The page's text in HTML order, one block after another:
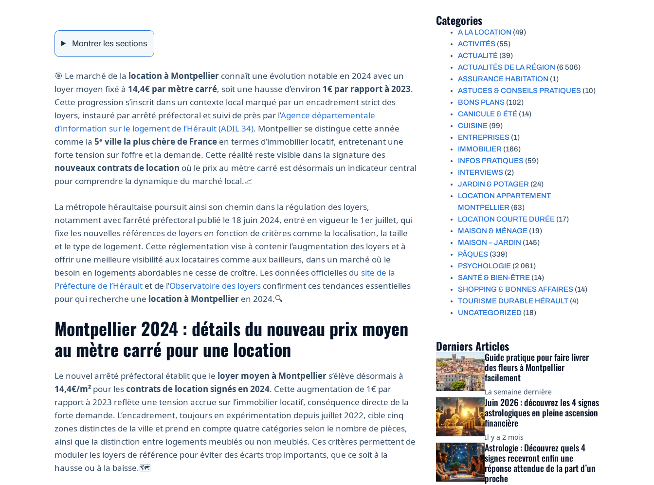
Montrer les sections
🎯 Le marché de la location à Montpellier connaît une évolution notable en 2024 avec un
loyer moyen fixé à 14,4€ par mètre carré, soit une hausse d’environ 1€ par rapport à 2023.
Cette progression s’inscrit dans un contexte local marqué par un encadrement strict des
loyers, instauré par arrêté préfectoral et suivi de près par l’Agence départementale
d’information sur le logement de l’Hérault (ADIL 34). Montpellier se distingue cette année
comme la 5ᵉ ville la plus chère de France en termes d’immobilier locatif, entretenant une
forte tension sur l’offre et la demande. Cette réalité reste visible dans la signature des
nouveaux contrats de location où le prix au mètre carré est désormais un indicateur central
pour comprendre la dynamique du marché local.📈
La métropole héraultaise poursuit ainsi son chemin dans la régulation des loyers,
notamment avec l’arrêté préfectoral publié le 18 juin 2024, entré en vigueur le 1er juillet, qui
fixe les nouvelles références de loyers en fonction de critères comme la localisation, la taille
et le type de logement. Cette réglementation vise à contenir l’augmentation des loyers et à
offrir une meilleure visibilité aux locataires comme aux bailleurs, dans un marché où le
besoin en logements abordables ne cesse de croître. Les données officielles du site de la
Préfecture de l’Hérault et de l’Observatoire des loyers confirment ces tendances essentielles
pour qui recherche une location à Montpellier en 2024.🔍
Montpellier 2024 : détails du nouveau prix moyen
au mètre carré pour une location
Le nouvel arrêté préfectoral établit que le loyer moyen à Montpellier s’élève désormais à
14,4€/m² pour lescontrats de location signés en 2024. Cette augmentation de 1€ par
rapport à 2023 reflète une tension accrue sur l’immobilier locatif, conséquence directe de la
forte demande. L’encadrement, toujours en expérimentation depuis juillet 2022, cible cinq
zones distinctes de la ville et prend en compte quatre catégories selon le nombre de pièces,
ainsi que la distinction entre logements meublés ou non meublés. Ces critères permettent de
moduler les loyers de référence pour éviter des écarts trop importants, que ce soit à la
hausse ou à la baisse.🗺️
Categories
A LA LOCATION (49)
ACTIVITÉS (55)
ACTUALITÉ (39)
ACTUALITÉS DE LA RÉGION (6 506)
ASSURANCE HABITATION (1)
ASTUCES & CONSEILS PRATIQUES (10)
BONS PLANS (102)
CANICULE & ÉTÉ (14)
CUISINE (99)
ENTREPRISES (1)
IMMOBILIER (166)
INFOS PRATIQUES (59)
INTERVIEWS (2)
JARDIN & POTAGER (24)
LOCATION APPARTEMENT
MONTPELLIER (63)
LOCATION COURTE DURÉE (17)
MAISON & MÉNAGE (19)
MAISON – JARDIN (145)
PÂQUES (339)
PSYCHOLOGIE (2 061)
SANTÉ & BIEN-ÊTRE (14)
SHOPPING & BONNES AFFAIRES (14)
TOURISME DURABLE HÉRAULT (4)
UNCATEGORIZED (18)
Derniers Articles
Guide pratique pour faire livrer
des fleurs à Montpellier
facilement
La semaine dernière
Juin 2026 : découvrez les 4 signes
astrologiques en pleine ascension
financière
Il y a 2 mois
Astrologie : Découvrez quels 4
signes recevront enfin une
réponse attendue de la part d’un
proche